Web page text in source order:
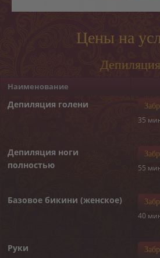
КОНТАКТ
Цены на
Депиляция
Наименование
Депиляция голени
35
Депиляция ноги
полностью
55
Базовое бикини (женское)
40
Руки